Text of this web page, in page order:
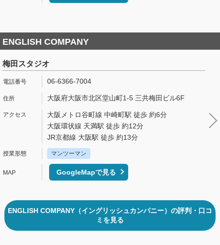
ENGLISH COMPANY
梅田スタジオ
06-6366-7004
大阪府大阪市北区堂山町1-5 三共梅田ビル6F
大阪メトロ谷町線 中崎町駅 徒歩 約6分
大阪環状線 天満駅 徒歩 約12分
JR京都線 大阪駅 徒歩 約13分
マンツーマン
GoogleMapで見る
ENGLISH COMPANY（イングリッシュカンパニー）の評判・口コ
ミを見る